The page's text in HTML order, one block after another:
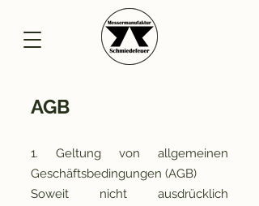
AGB
1. Geltung von allgemeinen
Geschäftsbedingungen (AGB)
Soweit nicht ausdrücklich